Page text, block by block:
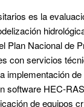
es la
Nacional de
con servicios
implementación
software HEC-
de equipos